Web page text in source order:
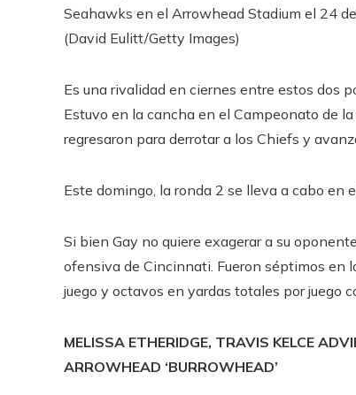
Seahawks en el Arrowhead Stadium el 24
(David Eulitt/Getty Images)
Es una rivalidad en ciernes entre estos dos
Estuvo en la cancha en el Campeonato de
regresaron para derrotar a los Chiefs y
Este domingo, la ronda 2 se lleva a cabo en
Si bien Gay no quiere exagerar a su
ofensiva de Cincinnati. Fueron séptimos en
juego y octavos en yardas totales por juego
MELISSA ETHERIDGE, TRAVIS KELCE
ARROWHEAD ‘BURROWHEAD’